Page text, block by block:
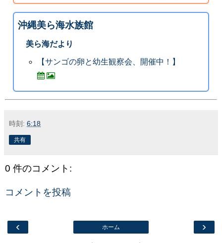
沖縄美ら海水族館
美ら海だより
【サンゴの卵と幼生観察会、開催中！】
時刻: 6:18
共有
0 件のコメント:
コメントを投稿
‹ ›
ホーム